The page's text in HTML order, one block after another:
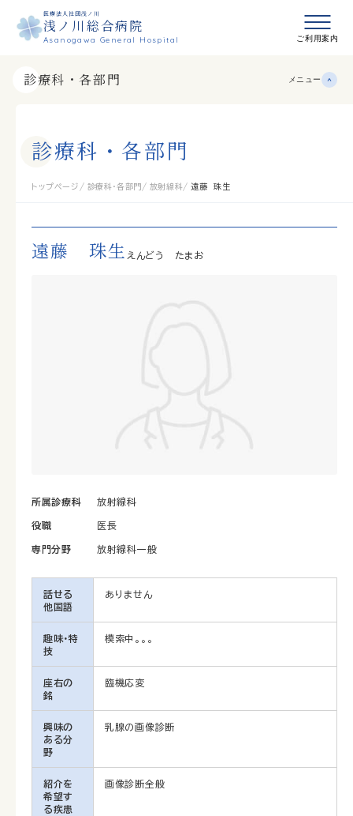
メニュ
ご利用案内
医療法人社団浅ノ川
浅ノ川総合病院
Asanogawa General Hospital
診療科・各部門 メニュー
診療科 ・ 各部門
トップページ 診療科・各部門 放射線科 遠藤 珠生
遠藤 珠生 えんどう たまお
所属診療科
放射線科
役職
医長
専門分野
放射線科一般
話せる
他国語
ありません
趣味・特
技
模索中。。。
座右の
銘
臨機応変
興味の
ある分
野
乳腺の画像診断
紹介を
希望す
る疾患
画像診断全般